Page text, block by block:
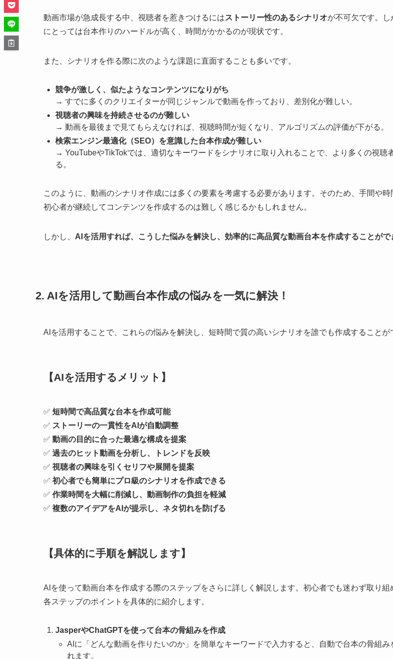
動画市場が急成長する中、視聴者を惹きつけるにはストーリー性のあるシナリオが不可欠です。
にとっては台本作りのハードルが高く、時間がかかるのが現状です。
また、シナリオを作る際に次のような課題に直面することも多いです。
競争が激しく、似たようなコンテンツになりがち
→ すでに多くのクリエイターが同じジャンルで動画を作っており、差別化が難しい。
視聴者の興味を持続させるのが難しい
→ 動画を最後まで見てもらえなければ、視聴時間が短くなり、アルゴリズムの評価が下がる。
検索エンジン最適化（SEO）を意識した台本作成が難しい
→ YouTubeやTikTokでは、適切なキーワードをシナリオに取り入れることで、より多くの視聴
る。
このように、動画のシナリオ作成には多くの要素を考慮する必要があります。そのため、手間や時
初心者が継続してコンテンツを作成するのは難しく感じるかもしれません。
しかし、 AIを活用すれば、こうした悩みを解決し、効率的に高品質な動画台本を作成することがで
2. AIを活用して動画台本作成の悩みを一気に解決！
AIを活用することで、これらの悩みを解決し、短時間で質の高いシナリオを誰でも作成することが
【AIを活用するメリット】
✅ 短時間で高品質な台本を作成可能
✅ ストーリーの一貫性をAIが自動調整
✅ 動画の目的に合った最適な構成を提案
✅ 過去のヒット動画を分析し、トレンドを反映
✅ 視聴者の興味を引くセリフや展開を提案
✅ 初心者でも簡単にプロ級のシナリオを作成できる
✅ 作業時間を大幅に削減し、動画制作の負担を軽減
✅ 複数のアイデアをAIが提示し、ネタ切れを防げる
【具体的に手順を解説します】
AIを使って動画台本を作成する際のステップをさらに詳しく解説します。初心者でも迷わず取り組
各ステップのポイントを具体的に紹介します。
JasperやChatGPTを使って台本の骨組みを作成
AIに「どんな動画を作りたいのか」を簡単なキーワードで入力すると、自動で台本の骨組み
れます。